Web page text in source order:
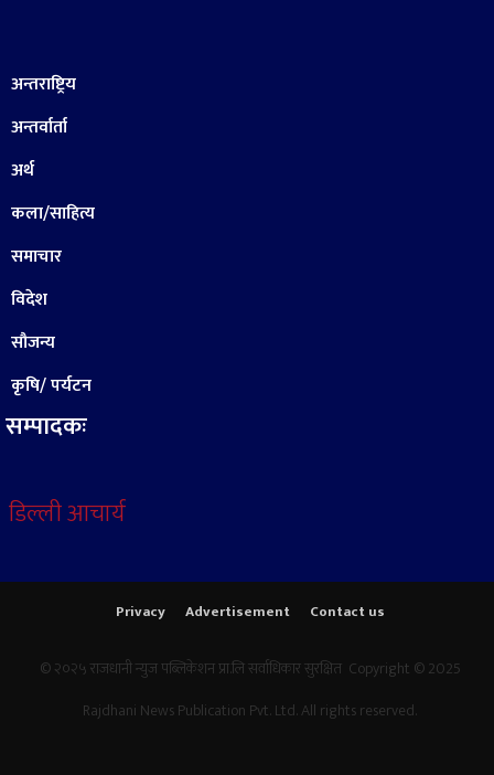
अन्तराष्ट्रिय
अन्तर्वार्ता
अर्थ
कला/साहित्य
समाचार
विदेश
सौजन्य
कृषि/ पर्यटन
सम्पादकः
डिल्ली आचार्य
Privacy Advertisement Contact us
© २०२५ राजधानी न्युज पब्लिकेशन प्रा.लि सर्वाधिकार सुरक्षित Copyright © 2025
Rajdhani News Publication Pvt. Ltd. All rights reserved.